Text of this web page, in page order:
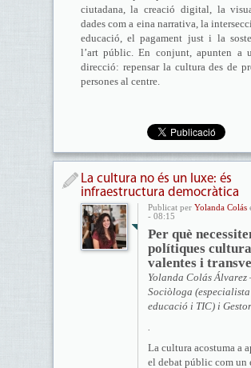
ciutadana, la creació digital, la
dades com a eina narrativa, la
educació, el pagament just i la
l’art públic. En conjunt, apunten a
direcció: repensar la cultura des de
persones al centre.
La cultura no és un luxe: és
infraestructura democràtica
Publicat per Yolanda Colás
- 08:15
Per què
polítiques
valentes i
Yolanda Colás
Sociòloga
educació i TIC) i
.
La cultura acostuma a
el debat públic com un